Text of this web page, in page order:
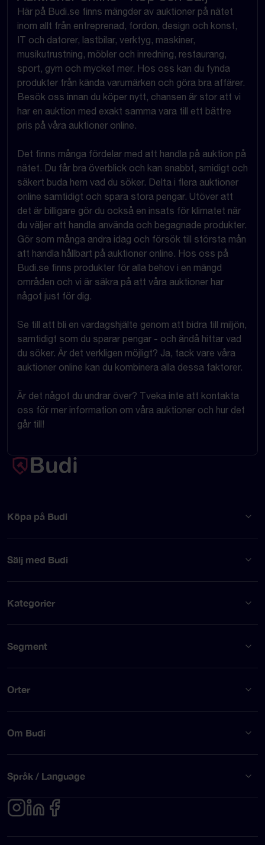
Här på Budi.se finns mängder av auktioner på nätet
inom allt från entreprenad, fordon, design och konst,
IT och datorer, lastbilar, verktyg, maskiner,
musikutrustning, möbler och inredning, restaurang,
sport, gym och mycket mer. Hos oss kan du fynda
produkter från kända varumärken och göra bra affärer.
Besök oss innan du köper nytt, chansen är stor att vi
har en auktion med exakt samma vara till ett bättre
pris på våra auktioner online.
Det finns många fördelar med att handla på auktion på
nätet. Du får bra överblick och kan snabbt, smidigt och
säkert buda hem vad du söker. Delta i flera auktioner
online samtidigt och spara stora pengar. Utöver att
det är billigare gör du också en insats för klimatet när
du väljer att handla använda och begagnade produkter.
Gör som många andra idag och försök till största mån
att handla hållbart på auktioner online. Hos oss på
Budi.se finns produkter för alla behov i en mängd
områden och vi är säkra på att våra auktioner har
något just för dig.
Se till att bli en vardagshjälte genom att bidra till miljön,
samtidigt som du sparar pengar - och ändå hittar vad
du söker. Är det verkligen möjligt? Ja, tack vare våra
auktioner online kan du kombinera alla dessa faktorer.
Är det något du undrar över? Tveka inte att kontakta
oss för mer information om våra auktioner och hur det
går till!
Köpa på Budi
Sälj med Budi
Kategorier
Segment
Orter
Om Budi
Språk / Language